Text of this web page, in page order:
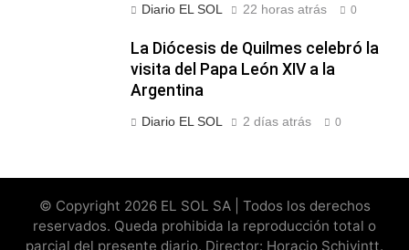
Diario EL SOL 22 horas atrás 0
La Diócesis de Quilmes celebró la
visita del Papa León XIV a la
Argentina
Diario EL SOL 2 días atrás 0
© Copyright 2026 EL SOL SA | Todos los derechos
reservados. Queda prohibida la reproducción total o
parcial del presente diario. Director: Horacio Schivintt.